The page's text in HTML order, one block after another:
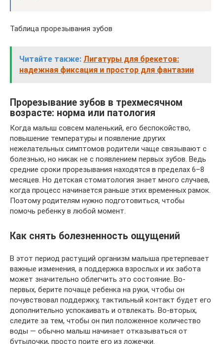
Таблица прорезывания зубов
Читайте также: Лигатуры для брекетов:
надежная фиксация и простор для фантазии
Прорезывание зубов в трехмесячном
возрасте: норма или патология
Когда малыш совсем маленький, его беспокойство,
повышение температуры и появление других
нежелательных симптомов родители чаще связывают с
болезнью, но никак не с появлением первых зубов. Ведь
средние сроки прорезывания находятся в пределах 6–8
месяцев. Но детская стоматология знает много случаев,
когда процесс начинается раньше этих временных рамок.
Поэтому родителям нужно подготовиться, чтобы
помочь ребенку в любой момент.
Как снять болезненность ощущений
В этот период растущий организм малыша претерпевает
важные изменения, а поддержка взрослых и их забота
может значительно облегчить это состояние. Во-
первых, берите почаще ребенка на руки, чтобы он
почувствовал поддержку, тактильный контакт будет его
дополнительно успокаивать и отвлекать. Во-вторых,
следите за тем, чтобы он пил положенное количество
воды — обычно малыш начинает отказываться от
бутылочки, просто поите его из ложечки.